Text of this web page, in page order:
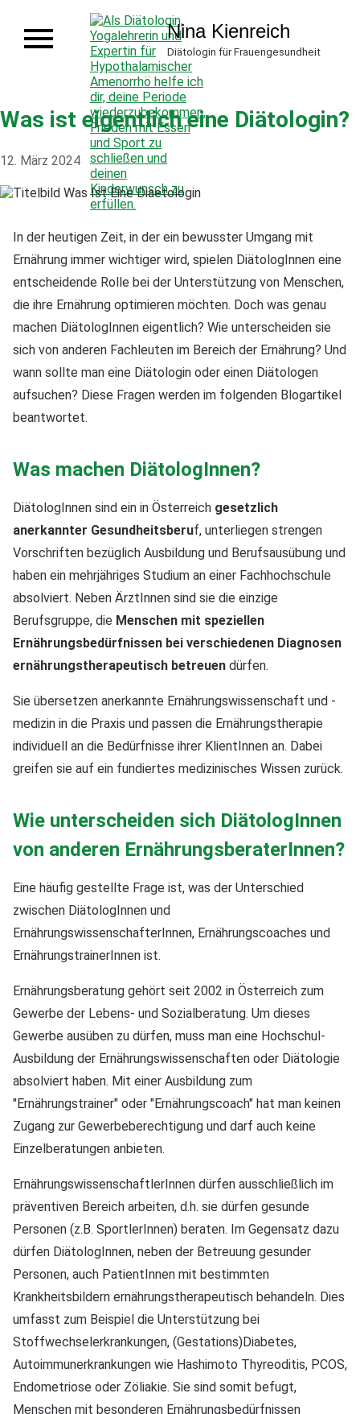
Nina Kienreich
Diätologin für Frauengesundheit
Angebot
Über mich
Termin buchen
Was ist eigentlich eine Diätologin?
12. März 2024
In der heutigen Zeit, in der ein bewusster Umgang mit
Ernährung immer wichtiger wird, spielen DiätologInnen eine
entscheidende Rolle bei der Unterstützung von Menschen,
die ihre Ernährung optimieren möchten. Doch was genau
machen DiätologInnen eigentlich? Wie unterscheiden sie
sich von anderen Fachleuten im Bereich der Ernährung? Und
wann sollte man eine Diätologin oder einen Diätologen
aufsuchen? Diese Fragen werden im folgenden Blogartikel
beantwortet.
Was machen DiätologInnen?
DiätologInnen sind ein in Österreich gesetzlich
anerkannter Gesundheitsberuf, unterliegen strengen
Vorschriften bezüglich Ausbildung und Berufsausübung und
haben ein mehrjähriges Studium an einer Fachhochschule
absolviert. Neben ÄrztInnen sind sie die einzige
Berufsgruppe, die Menschen mit speziellen
Ernährungsbedürfnissen bei verschiedenen Diagnosen
ernährungstherapeutisch betreuen dürfen.
Sie übersetzen anerkannte Ernährungswissenschaft und -
medizin in die Praxis und passen die Ernährungstherapie
individuell an die Bedürfnisse ihrer KlientInnen an. Dabei
greifen sie auf ein fundiertes medizinisches Wissen zurück.
Wie unterscheiden sich DiätologInnen
von anderen ErnährungsberaterInnen?
Eine häufig gestellte Frage ist, was der Unterschied
zwischen DiätologInnen und
ErnährungswissenschafterInnen, Ernährungscoaches und
ErnährungstrainerInnen ist.
Ernährungsberatung gehört seit 2002 in Österreich zum
Gewerbe der Lebens- und Sozialberatung. Um dieses
Gewerbe ausüben zu dürfen, muss man eine Hochschul-
Ausbildung der Ernährungswissenschaften oder Diätologie
absolviert haben. Mit einer Ausbildung zum
"Ernährungstrainer" oder "Ernährungscoach" hat man keinen
Zugang zur Gewerbeberechtigung und darf auch keine
Einzelberatungen anbieten.
ErnährungswissenschaftlerInnen dürfen ausschließlich im
präventiven Bereich arbeiten, d.h. sie dürfen gesunde
Personen (z.B. SportlerInnen) beraten. Im Gegensatz dazu
dürfen DiätologInnen, neben der Betreuung gesunder
Personen, auch PatientInnen mit bestimmten
Krankheitsbildern ernährungstherapeutisch behandeln. Dies
umfasst zum Beispiel die Unterstützung bei
Stoffwechselerkrankungen, (Gestations)Diabetes,
Autoimmunerkrankungen wie Hashimoto Thyreoditis, PCOS,
Endometriose oder Zöliakie. Sie sind somit befugt,
Menschen mit besonderen Ernährungsbedürfnissen